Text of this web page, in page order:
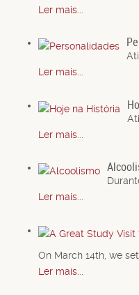
Ler mais...
Ler mais...
Ler mais...
Ler mais...
On March 14th, we
Ler mais...